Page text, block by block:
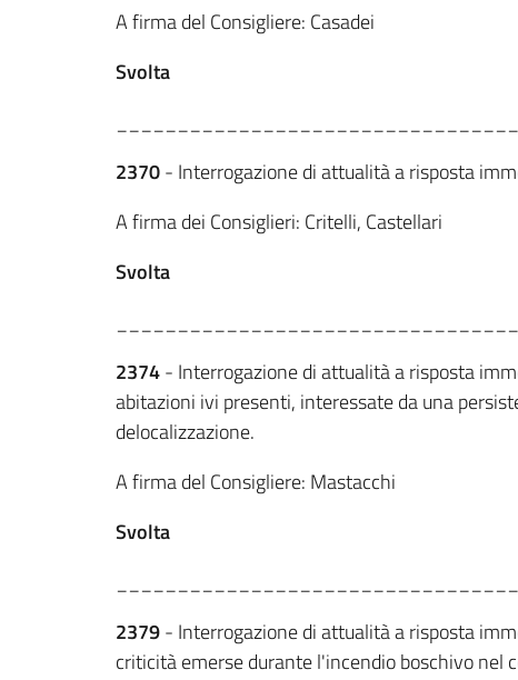
A firma del Consigliere: Casadei
Svolta
2370- Interrogazione di attualità a risposta
A firma dei Consiglieri: Critelli, Castellari
Svolta
2374- Interrogazione di attualità a risposta
abitazioni ivi presenti, interessate da una
delocalizzazione.
A firma del Consigliere: Mastacchi
Svolta
2379- Interrogazione di attualità a risposta
criticità emerse durante l'incendio boschivo nel